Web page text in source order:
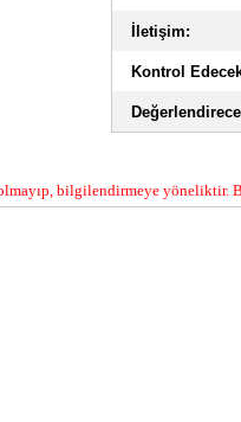
İletişim:
Kontrol
bilgilendirmeye yöneliktir.